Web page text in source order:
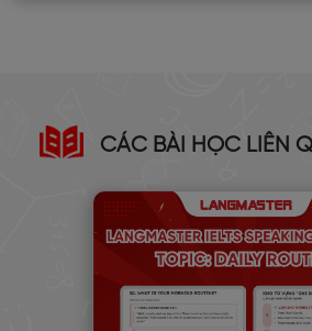
CÁC BÀI HỌC LIÊN